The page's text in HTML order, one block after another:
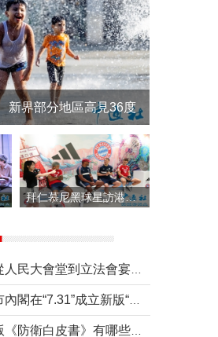
界部分地區高見36度
拜仁慕尼黑球星訪港 與球迷近距離互動